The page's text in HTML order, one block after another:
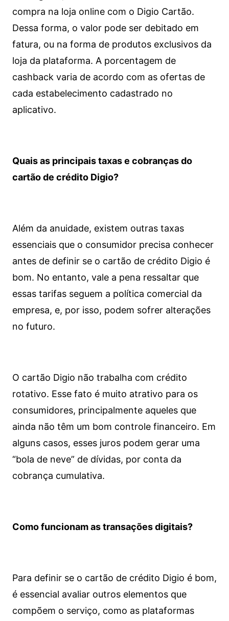
compra na loja online com o Digio Cartão.
Dessa forma, o valor pode ser debitado em
fatura, ou na forma de produtos exclusivos da
loja da plataforma. A porcentagem de
cashback varia de acordo com as ofertas de
cada estabelecimento cadastrado no
aplicativo.
Quais as principais taxas e cobranças do
cartão de crédito Digio?
Além da anuidade, existem outras taxas
essenciais que o consumidor precisa conhecer
antes de definir se o cartão de crédito Digio é
bom. No entanto, vale a pena ressaltar que
essas tarifas seguem a política comercial da
empresa, e, por isso, podem sofrer alterações
no futuro.
O cartão Digio não trabalha com crédito
rotativo. Esse fato é muito atrativo para os
consumidores, principalmente aqueles que
ainda não têm um bom controle financeiro. Em
alguns casos, esses juros podem gerar uma
“bola de neve” de dívidas, por conta da
cobrança cumulativa.
Como funcionam as transações digitais?
Para definir se o cartão de crédito Digio é bom,
é essencial avaliar outros elementos que
compõem o serviço, como as plataformas